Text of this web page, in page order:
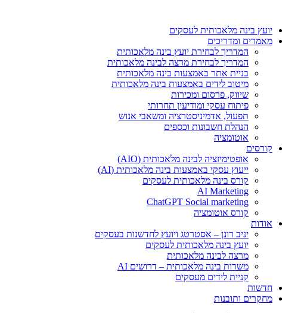
יועץ בינה מלאכותית לעסקים
מאמרים ומדריכים
המדריך לבחירת יועץ בינה מלאכותית
המדריך לבחירת מרצה לבינה מלאכותית
בניית אתר באמצעות בינה מלאכותית
מיטוב לידים באמצעות בינה מלאכותית
שיווק, פרסום ומכירות​
פיתוח עסקי ומודיעין תחרותי​​
תפעול, אדמיניסטרציה ומשאבי אנוש​
הנהלת חשבונות וכספים
אוטומציה
קורסים
אופטימיזציה לבינה מלאכותית (AIO)
ייעוץ עסקי באמצעות בינה מלאכותית (AI)
קורס בינה מלאכותית לעסקים
AI Marketing
ChatGPT Social marketing
קורס אוטומציה
אודות
יניב רונן – אסטרטג ויועץ לחדשנות בעסקים
יועץ בינה מלאכותית לעסקים
מרצה לבינה מלאכותית
משרות בינה מלאכותית – דרושים AI
קניית לידים מעסקים
חדשות
מחקרים ותובנות